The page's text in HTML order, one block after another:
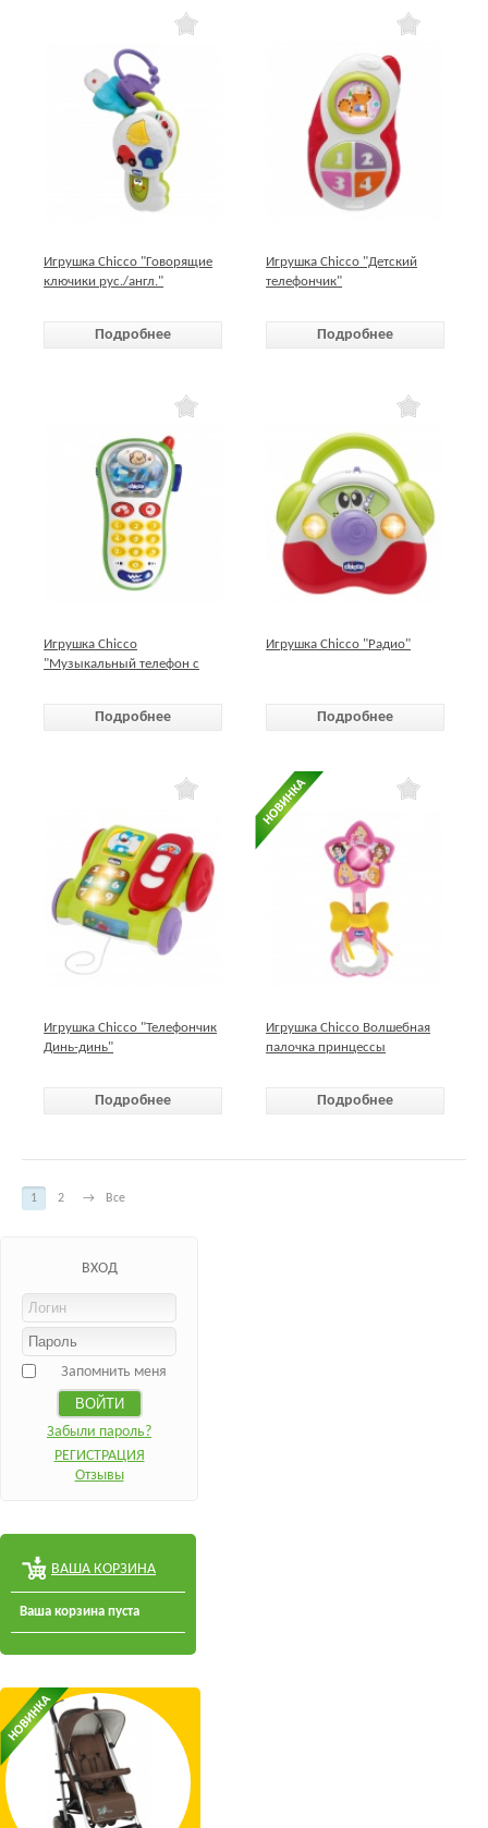
Игрушка Chicco "Говорящие
ключики рус./англ."
Подробнее
Игрушка Chicco "Детский
телефончик"
Подробнее
Игрушка Chicco
"Музыкальный телефон с
Подробнее
Игрушка Chicco "Радио"
Подробнее
Игрушка Chicco "Телефончик
Динь-динь"
Подробнее
Игрушка Chicco Волшебная
палочка принцессы
Подробнее
1 2 → Все
ВХОД
Запомнить меня
Забыли пароль?
РЕГИСТРАЦИЯ
Отзывы
ВАША КОРЗИНА
Ваша корзина пуста